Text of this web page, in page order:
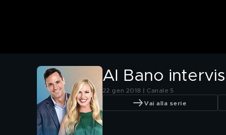
Al Bano
22 gen 2018 | Canale 5
Vai alla serie